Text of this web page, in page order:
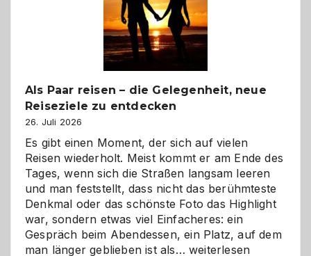
Als Paar reisen – die Gelegenheit, neue
Reiseziele zu entdecken
26. Juli 2026
Es gibt einen Moment, der sich auf vielen
Reisen wiederholt. Meist kommt er am Ende des
Tages, wenn sich die Straßen langsam leeren
und man feststellt, dass nicht das berühmteste
Denkmal oder das schönste Foto das Highlight
war, sondern etwas viel Einfacheres: ein
Gespräch beim Abendessen, ein Platz, auf dem
man länger geblieben ist als… Als
weiterlesen